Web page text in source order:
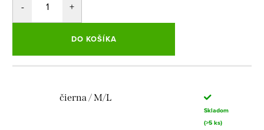
DO KOŠÍKA
čierna / M/L
Skladom
(>5 ks)